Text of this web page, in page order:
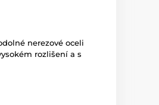
nerezové oceli
rozlišení a s